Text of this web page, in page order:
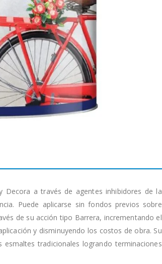
Decora a través de agentes inhibidores de la
Puede aplicarse sin fondos previos sobre
de su acción tipo Barrera, incrementando el
y disminuyendo los costos de obra. Su
tradicionales logrando terminaciones